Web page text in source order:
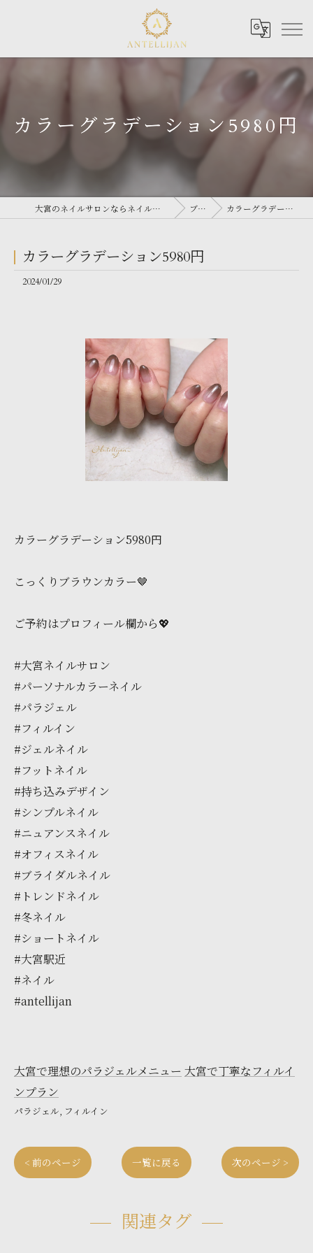
カラーグラデーション5980円
大宮のネイルサロンならネイルサロン Antellijan 大宮 ブログ カラーグラデーション5980円
カラーグラデーション5980円
2024/01/29
カラーグラデーション5980円
こっくりブラウンカラー🤎
ご予約はプロフィール欄から💖
#大宮ネイルサロン
#パーソナルカラーネイル
#パラジェル
#フィルイン
#ジェルネイル
#フットネイル
#持ち込みデザイン
#シンプルネイル
#ニュアンスネイル
#オフィスネイル
#ブライダルネイル
#トレンドネイル
#冬ネイル
#ショートネイル
#大宮駅近
#ネイル
#antellijan
大宮で理想のパラジェルメニュー 大宮で丁寧なフィルイ
ンプラン
パラジェル フィルイン
< 前のページ 一覧に戻る 次のページ >
関連タグ